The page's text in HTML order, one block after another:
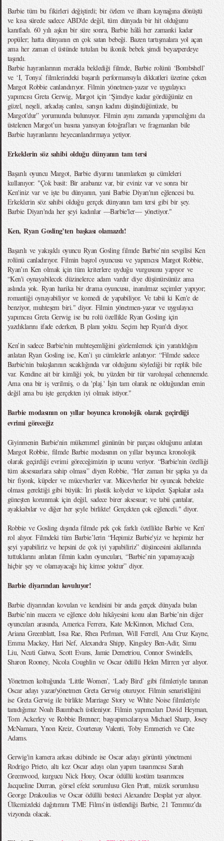
Barbie tüm bu fikirleri değiştirdi; bir özlem ve ilham kaynağına dönüştü
ve kısa sürede sadece ABD'de değil, tüm dünyada bir hit olduğunu
kanıtladı. 60 yılı aşkın bir süre sonra, Barbie hâlâ her zamanki kadar
popüler; hatta dünyanın en çok satan bebeği. Bazen tartışmalara yol açan
ama her zaman el üstünde tutulan bu ikonik bebek şimdi beyazperdeye
taşındı.
Barbie hayranlarının merakla beklediği filmde, Barbie rolünü ‘Bombshell’
ve ‘I, Tonya’ filmlerindeki başarılı performansıyla dikkatleri üzerine çeken
Margot Robbie canlandırıyor. Filmin yönetmen-yazar ve uygulayıcı
yapımcısı Greta Gerwig, Margot için “Şimdiye kadar gördüğünüz en
güzel, neşeli, arkadaş canlısı, sarışın kadını düşündüğünüzde, bu
Margot'dur” yorumunda bulunuyor. Filmin aynı zamanda yapımcılığını da
üstelenen Margot’un basına yansıyan fotoğrafları ve fragmanları bile
Barbie hayranlarını heyecanlandırmaya yetiyor.
Erkeklerin söz sahibi olduğu dünyanın tam tersi
Başarılı oyuncu Margot, Barbie diyarını tanımlarken şu cümleleri
kullanıyor: "Çok basit: Bir arabanız var, bir eviniz var ve sonra bir
Ken'iniz var ve işte bu dünyanın, yani Barbie Diyarı'nın eğlencesi bu.
Erkeklerin söz sahibi olduğu gerçek dünyanın tam tersi gibi bir şey.
Barbie Diyarı'nda her şeyi kadınlar —Barbie'ler— yönetiyor."
Ken, Ryan Gosling’ten başkası olamazdı!
Başarılı ve yakışıklı oyuncu Ryan Gosling filmde Barbie’nin sevgilisi Ken
rolünü canladırıyor. Filmin başrol oyuncusu ve yapımcısı Margot Robbie,
Ryan’ın Ken olmak için tüm kriterlere uyduğu vurgusunu yapıyor ve
“Ken'i oynayabilecek düzinelerce adam vardır diye düşünürsünüz ama
aslında yok. Ryan harika bir drama oyuncusu, inanılmaz seçimler yapıyor;
romantiği oynayabiliyor ve komedi de yapabiliyor. Ve tabii ki Ken'e de
benziyor, muhteşem biri." diyor. Filmin yönetmen-yazar ve uygulayıcı
yapımcısı Greta Gerwig ise bu rolü özellikle Ryan Gosling için
yazdıklarını ifade ederken, B planı yoktu. Seçim hep Ryan'dı diyor.
Ken’in sadece Barbie'nin muhteşemliğini gözlemlemek için yaratıldığını
anlatan Ryan Gosling ise, Ken’i şu cümlelerle anlatıyor: “Filmde sadece
Barbie'nin bakışlarının sıcaklığında var olduğunu söylediği bir replik bile
var. Kendine ait bir kimliği yok, bu yüzden bir tür varoluşsal cehennemde.
Ama ona bir iş verilmiş, o da 'plaj.' İşin tam olarak ne olduğundan emin
değil ama bu işte gerçekten iyi olmak istiyor."
Barbie modasının on yıllar boyunca kronolojik olarak geçirdiği
evrimi göreceğiz
Giyinmenin Barbie'nin mükemmel gününün bir parçası olduğunu anlatan
Margot Robbie, filmde Barbie modasının on yıllar boyunca kronolojik
olarak geçirdiği evrimi göreceğimizin ip ucunu veriyor. “Barbie'nin özelliği
tüm aksesuarlara sahip olması” diyen Robbie, “Her zaman bir şapka ya da
bir fiyonk, küpeler ve mücevherler var. Mücevherler bir oyuncak bebekte
olması gerektiği gibi büyük: İri plastik kolyeler ve küpeler. Şapkalar asla
güneşten korunmak için değil, sadece birer aksesuar; ve tabii çantalar,
ayakkabılar ve diğer her şeyle birlikte! Gerçekten çok eğlenceli." diyor.
Robbie ve Gosling dışında filmde pek çok farklı özellikte Barbie ve Ken’
rol alıyor. Filmdeki tüm Barbie’lerin “Hepimiz Barbie'yiz ve hepimiz her
şeyi yapabiliriz ve hepsini de çok iyi yapabiliriz” düşüncesini akıllarında
tuttuklarını anlatan filmin kadın oyuncuları, “Barbie’nin yapamayacağı
hiçbir şey ve olamayacağı hiç kimse yoktur” diyor.
Barbie diyarından kovuluyor!
Barbie diyarından kovulan ve kendisini bir anda gerçek dünyada bulan
Barbie’nin macera ve eğlence dolu hikâyesini konu alan Barbie’nin diğer
oyuncuları arasında, America Ferrera, Kate McKinnon, Michael Cera,
Ariana Greenblatt, Issa Rae, Rhea Perlman, Will Ferrell, Ana Cruz Kayne,
Emma Mackey, Hari Nef, Alexandra Shipp, Kingsley Ben-Adir, Simu
Liu, Ncuti Gatwa, Scott Evans, Jamie Demetriou, Connor Swindells,
Sharon Rooney, Nicola Coughlin ve Oscar ödüllü Helen Mirren yer alıyor.
Yönetmen koltuğunda ‘Little Women’, ‘Lady Bird’ gibi filmleriyle tanınan
Oscar adayı yazar/yönetmen Greta Gerwig oturuyor. Filmin senaristliğini
ise Greta Gerwig ile birlikte Marriage Story ve White Noise filmleriyle
tanıdığımız Noah Baumbach üstleniyor. Filmin yapımcıları David Heyman,
Tom Ackerley ve Robbie Brenner; başyapımcılarıysa Michael Sharp, Josey
McNamara, Ynon Kreiz, Courtenay Valenti, Toby Emmerich ve Cate
Adams.
Gerwig'in kamera arkası ekibinde ise Oscar adayı görüntü yönetmeni
Rodrigo Prieto, altı kez Oscar adayı olan yapım tasarımcısı Sarah
Greenwood, kurgucu Nick Houy, Oscar ödüllü kostüm tasarımcısı
Jacqueline Durran, görsel efekt sorumlusu Glen Pratt, müzik sorumlusu
George Drakoulias ve Oscar ödüllü besteci Alexandre Desplat yer alıyor.
Ülkemizdeki dağıtımını TME Films’in üstlendiği Barbie, 21 Temmuz’da
vizyonda olacak.